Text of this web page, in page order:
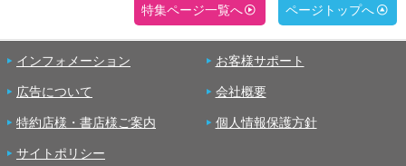
特集ページ一覧へ ページトップへ
インフォメーション お客様サポート
広告について 会社概要
特約店様・書店様ご案内 個人情報保護方針
サイトポリシー